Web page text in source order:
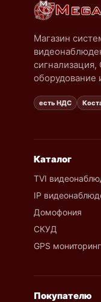
Магазин
сигнализация,
оборудование
есть НДС
Каталог
TVI
IP
Домофония
СКУД
GPS мониторинг
Покупателю